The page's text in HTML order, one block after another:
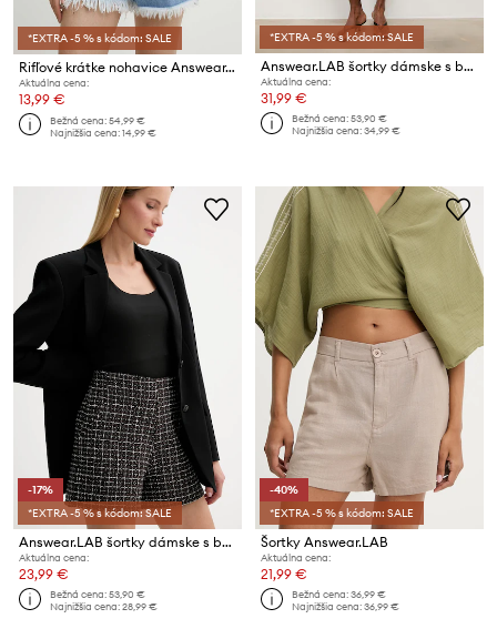
*EXTRA -5 % s kódom: SALE
Rifľové krátke nohavice Answear.LAB
Aktuálna cena:
13,99 €
Bežná cena:54,99 €
Najnižšia cena:14,99 €
*EXTRA -5 % s kódom: SALE
Answear.LAB šortky dámske s bavlnou
Aktuálna cena:
31,99 €
Bežná cena:53,90 €
Najnižšia cena:34,99 €
-17%
*EXTRA -5 % s kódom: SALE
Answear.LAB šortky dámske s bavlnou
Aktuálna cena:
23,99 €
Bežná cena:53,90 €
Najnižšia cena:28,99 €
-40%
*EXTRA -5 % s kódom: SALE
Šortky Answear.LAB
Aktuálna cena:
21,99 €
Bežná cena:36,99 €
Najnižšia cena:36,99 €